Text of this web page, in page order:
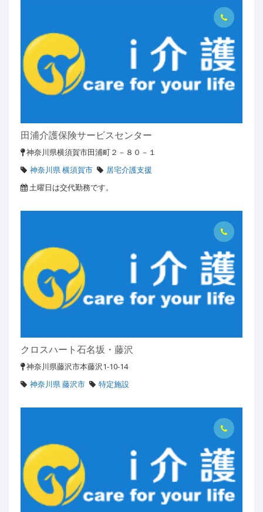
田浦介護保険サービスセンター
神奈川県横須賀市田浦町２－８０－１
神奈川県 横須賀市
居宅介護支援
土曜日は交代勤務です。
クロスハート石名坂・藤沢
神奈川県藤沢市本藤沢1-10-14
神奈川県 藤沢市
特定施設